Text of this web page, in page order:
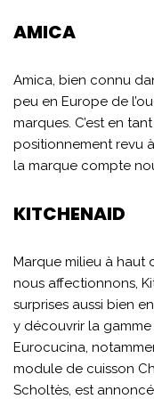
AMICA
Amica, bien connu
peu en Europe de
marques. C’est en
positionnement revu
la marque compte
KITCHENAID
Marque milieu à haut
nous affectionnons,
surprises aussi bien
y découvrir la
Eurocucina,
module de cuisson
Scholtès, est